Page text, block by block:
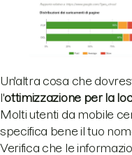
Un'altra cosa che
l'ottimizzazione per la
Molti utenti da mobile
specifica bene il tuo
Verifica che le